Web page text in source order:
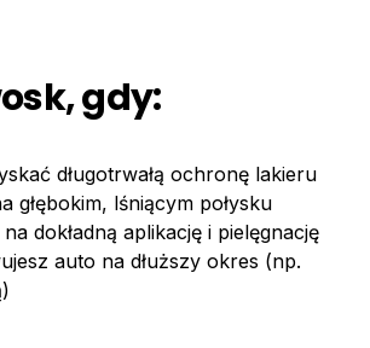
gdy:
długotrwałą ochronę lakieru
głębokim, lśniącym połysku
dokładną aplikację i pielęgnację
auto na dłuższy okres (np.